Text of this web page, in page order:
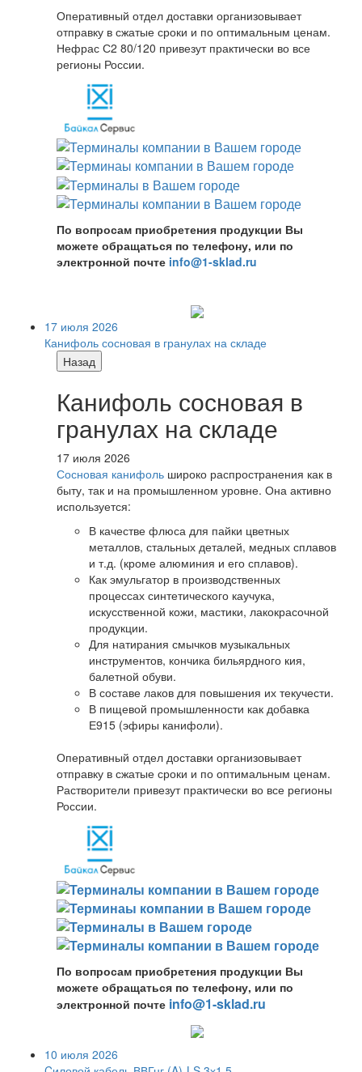
Оперативный отдел доставки организовывает
отправку в сжатые сроки и по оптимальным ценам.
Нефрас С2 80/120 привезут практически во все
регионы России.
По вопросам приобретения продукции Вы
можете обращаться по телефону, или по
электронной почте info@1-sklad.ru
17 июля 2026
Канифоль сосновая в гранулах на складе
Назад
Канифоль сосновая в
гранулах на складе
17 июля 2026
Сосновая канифоль широко распространения как в
быту, так и на промышленном уровне. Она активно
используется:
В качестве флюса для пайки цветных
металлов, стальных деталей, медных сплавов
и т.д. (кроме алюминия и его сплавов).
Как эмульгатор в производственных
процессах синтетического каучука,
искусственной кожи, мастики, лакокрасочной
продукции.
Для натирания смычков музыкальных
инструментов, кончика бильярдного кия,
балетной обуви.
В составе лаков для повышения их текучести.
В пищевой промышленности как добавка
Е915 (эфиры канифоли).
Оперативный отдел доставки организовывает
отправку в сжатые сроки и по оптимальным ценам.
Растворители привезут практически во все регионы
России.
По вопросам приобретения продукции Вы
можете обращаться по телефону, или по
электронной почте info@1-sklad.ru
10 июля 2026